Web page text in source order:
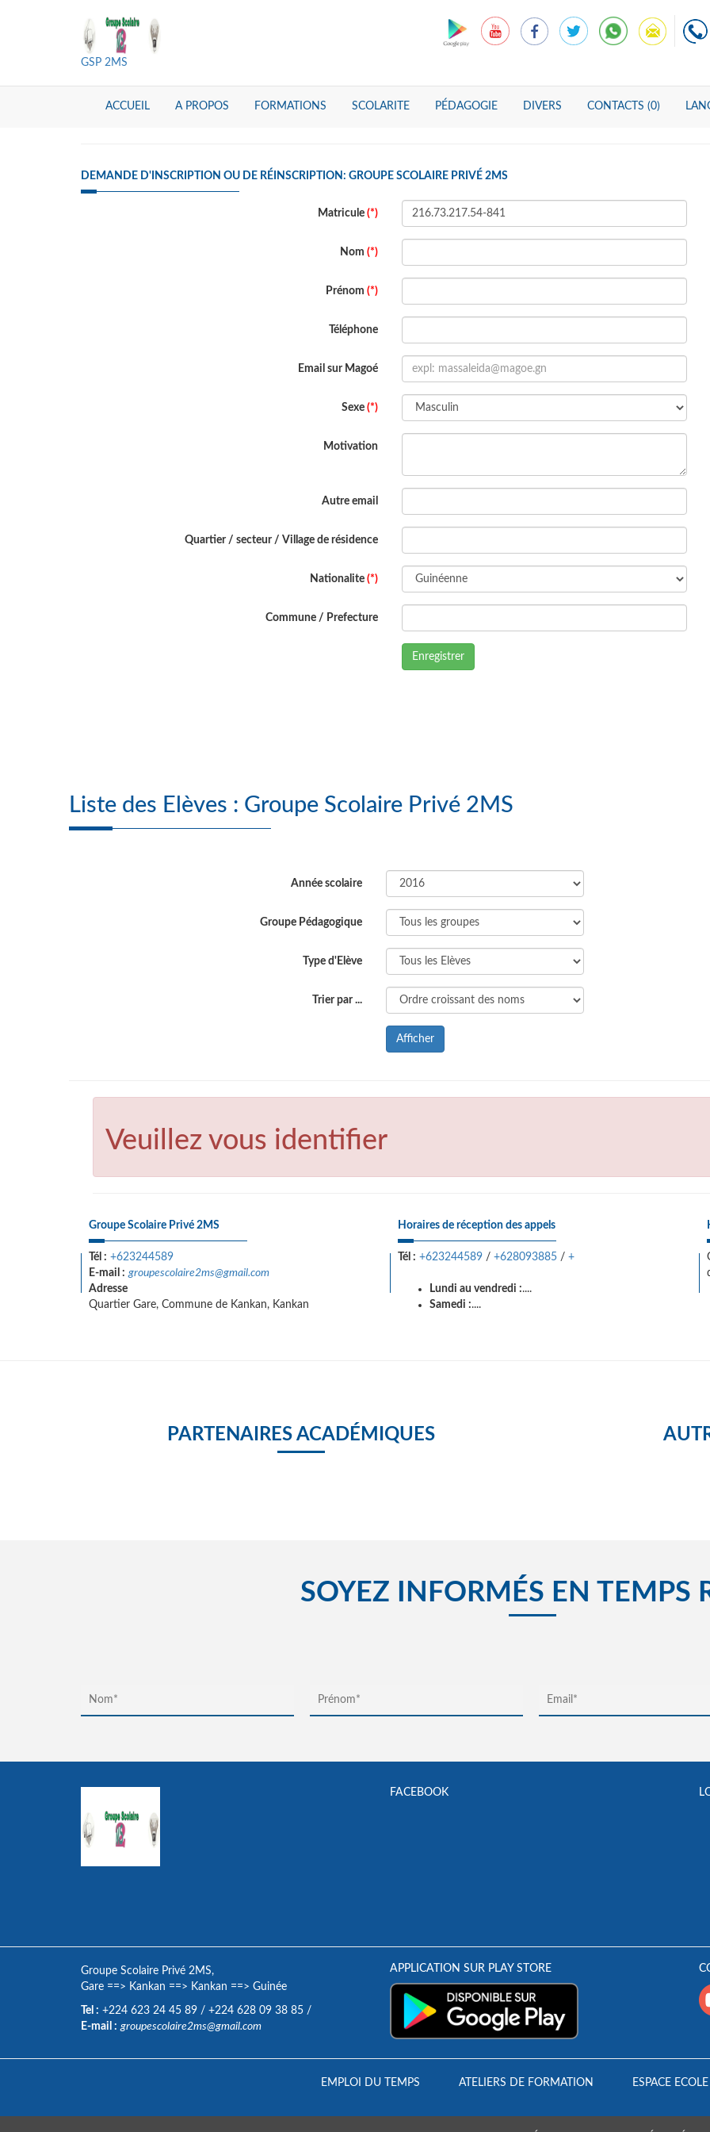
GSP 2MS
ACCUEIL A PROPOS FORMATIONS SCOLARITE PÉDAGOGIE DIVERS CONTACTS (0)
DEMANDE D'INSCRIPTION OU DE RÉINSCRIPTION: GROUPE SCOLAIRE PRIVÉ 2MS
Matricule (*)
Nom (*)
Prénom (*)
Téléphone
Email sur Magoé
Sexe (*)
Motivation
Autre email
Quartier / secteur / Village de résidence
Nationalite (*)
Commune / Prefecture
Enregistrer
Liste des Elèves : Groupe Scolaire Privé 2MS
Année scolaire
Groupe Pédagogique
Type d'Elève
Trier par ...
Afficher
Veuillez vous identifier
Groupe Scolaire Privé 2MS
Tél : +623244589
E-mail : groupescolaire2ms@gmail.com
Adresse
Quartier Gare, Commune de Kankan, Kankan
Horaires de réception des appels
Tél : +623244589 / +628093885 / +
Lundi au vendredi :....
Samedi :....
PARTENAIRES ACADÉMIQUES
SOYEZ INFORMÉS EN TEMPS
FACEBOOK
Groupe Scolaire Privé 2MS,
Gare ==> Kankan ==> Kankan ==> Guinée
Tel : +224 623 24 45 89 / +224 628 09 38 85 /
E-mail : groupescolaire2ms@gmail.com
APPLICATION SUR PLAY STORE
EMPLOI DU TEMPS ATELIERS DE FORMATION ESPACE ECOLE